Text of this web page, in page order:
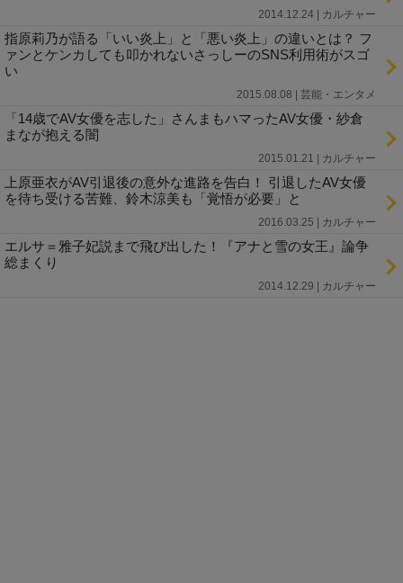
2014.12.24 | カルチャー
指原莉乃が語る「いい炎上」と「悪い炎上」の違いとは？ フ
ァンとケンカしても叩かれないさっしーのSNS利用術がスゴ
い
2015.08.08 | 芸能・エンタメ
「14歳でAV女優を志した」さんまもハマったAV女優・紗倉
まなが抱える闇
2015.01.21 | カルチャー
上原亜衣がAV引退後の意外な進路を告白！ 引退したAV女優
を待ち受ける苦難、鈴木涼美も「覚悟が必要」と
2016.03.25 | カルチャー
エルサ＝雅子妃説まで飛び出した！『アナと雪の女王』論争
総まくり
2014.12.29 | カルチャー